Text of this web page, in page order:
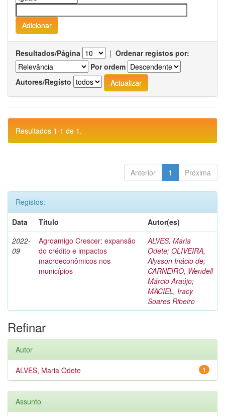
Resultados/Página | Ordenar registos por:
Por ordem
Autores/Registo
Resultados 1-1 de 1.
Anterior 1 Próxima
Registos:
Data
Título
Autor(es)
2022-
09
Agroamigo Crescer: expansão
do crédito e impactos
macroeconômicos nos
municípios
ALVES, Maria
Odete; OLIVEIRA,
Alysson Inácio de;
CARNEIRO, Wendell
Márcio Araújo;
MACIEL, Iracy
Soares Ribeiro
Refinar
Autor
1
ALVES, Maria Odete
Assunto